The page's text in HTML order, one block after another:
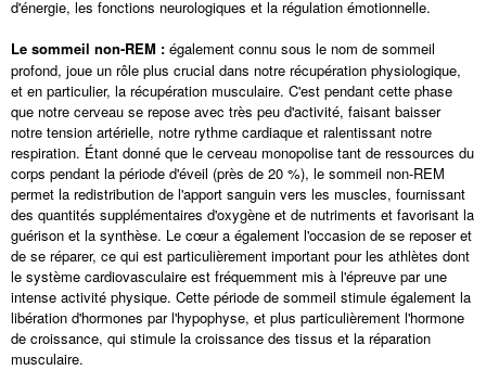
d'énergie, les fonctions neurologiques et la régulation émotionnelle.
Le sommeil non-REM : également connu sous le nom de sommeil
profond, joue un rôle plus crucial dans notre récupération physiologique,
et en particulier, la récupération musculaire. C'est pendant cette phase
que notre cerveau se repose avec très peu d'activité, faisant baisser
notre tension artérielle, notre rythme cardiaque et ralentissant notre
respiration. Étant donné que le cerveau monopolise tant de ressources du
corps pendant la période d'éveil (près de 20 %), le sommeil non-REM
permet la redistribution de l'apport sanguin vers les muscles, fournissant
des quantités supplémentaires d'oxygène et de nutriments et favorisant la
guérison et la synthèse. Le cœur a également l'occasion de se reposer et
de se réparer, ce qui est particulièrement important pour les athlètes dont
le système cardiovasculaire est fréquemment mis à l'épreuve par une
intense activité physique. Cette période de sommeil stimule également la
libération d'hormones par l'hypophyse, et plus particulièrement l'hormone
de croissance, qui stimule la croissance des tissus et la réparation
musculaire.